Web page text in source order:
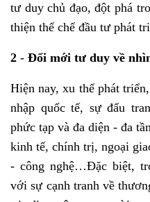
tư duy chủ đạo, đột phá
thiện thể chế đầu tư phát
2 - Đổi mới tư duy về
Hiện nay, xu thế phát
nhập quốc tế, sự đấu
phức tạp và đa diện - đa
kinh tế, chính trị, ngoại
- công nghệ…Đặc biệt,
với sự cạnh tranh về